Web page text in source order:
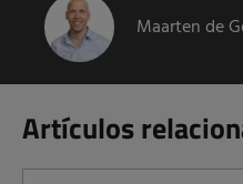
Maarten de
Artículos